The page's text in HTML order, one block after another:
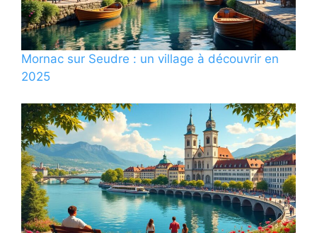
Mornac sur Seudre : un village à découvrir en
2025